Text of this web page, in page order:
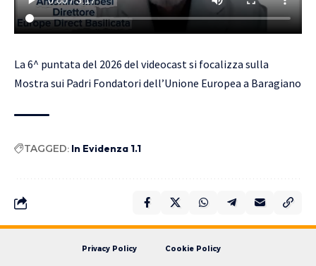
La 6^ puntata del 2026 del videocast si focalizza sulla
Mostra sui Padri Fondatori dell’Unione Europea a Baragiano
TAGGED: In Evidenza 1.1
Privacy Policy Cookie Policy